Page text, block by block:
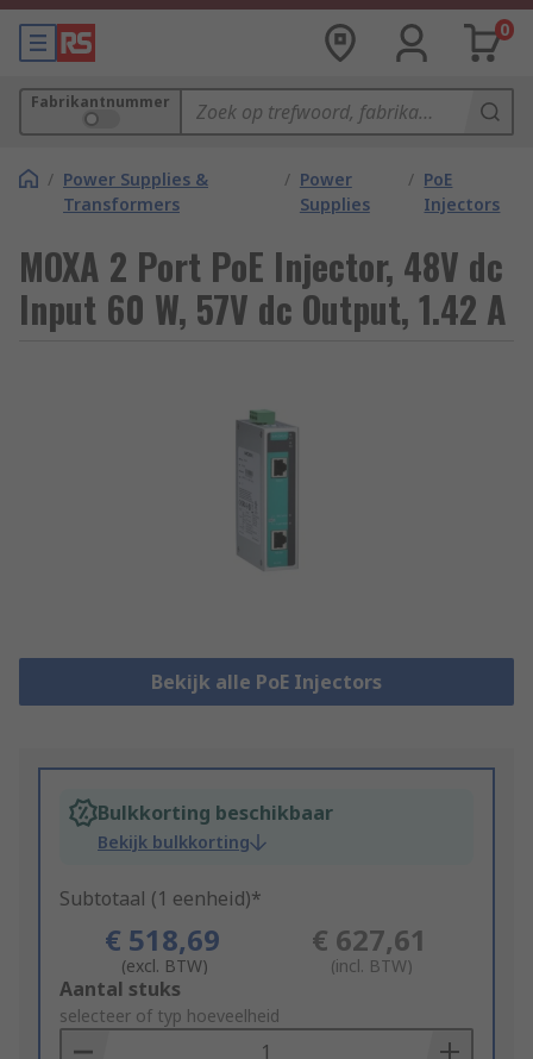
0
Fabrikantnummer
/ Power Supplies &
Transformers
/ Power
Supplies
/ PoE
Injectors
MOXA 2 Port PoE Injector, 48V dc
Input 60 W, 57V dc Output, 1.42 A
Bekijk alle PoE Injectors
Bulkkorting beschikbaar
Bekijk bulkkorting
Subtotaal (1 eenheid)*
€ 518,69
(excl. BTW)
€ 627,61
(incl. BTW)
Add
to
Basket
Aantal stuks
selecteer of typ hoeveelheid